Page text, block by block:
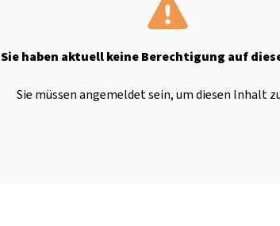
Sie haben aktuell keine Berechtigung auf
Sie müssen angemeldet sein, um diesen Inhalt